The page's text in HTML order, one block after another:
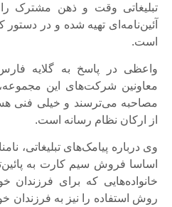
تبلیغاتی وقت و ذهن مشترک را
آئین‌نامه‌ای تهیه شده و در
است.
واعظی در پاسخ به گلایه
معاونین شرکت‌های این
مصاحبه می‌ترسند و خیلی فنی
از ارکان نظام رسانه است.
وی درباره پیامک‌های تبلیغاتی،
خانواده‌هایی که برای فرزندان
روش استفاده را نیز به فرزندان